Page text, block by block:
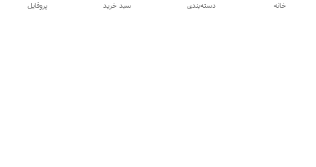
پروفایل سبد خرید دسته‌بندی خانه